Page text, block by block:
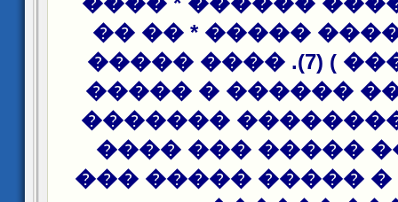
������ �����
����� ����� ) (7). ���� �����
������ � ��
�������.
� ���� ���
��� ����� �